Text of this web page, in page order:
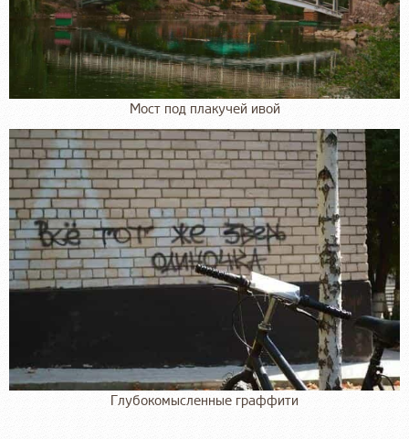
Мост под плакучей ивой
Глубокомысленные граффити